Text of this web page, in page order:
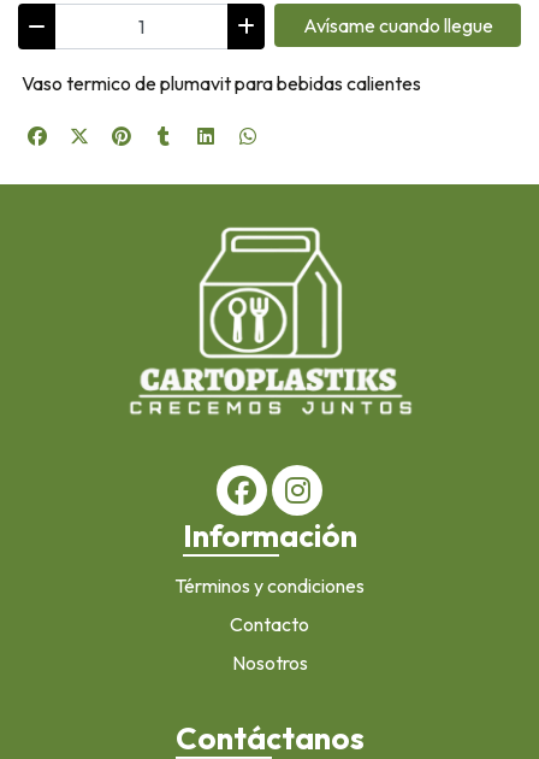
Avísame cuando llegue
Vaso termico de plumavit para bebidas calientes
Información
Términos y condiciones
Contacto
Nosotros
Contáctanos